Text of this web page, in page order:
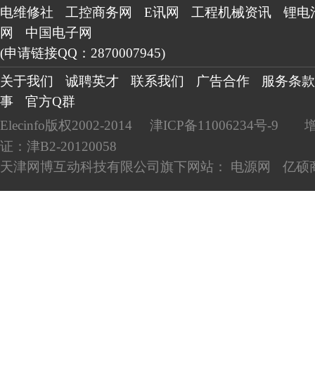
电维修社
工控商务网 E讯网 工程机械资讯
锂电
网
中国电子网
(申请链接QQ：2870007945)
关于我们
诚聘英才 联系我们 广告合作
服务条款
事
官方Q群
Elecinfo版权2002-2014
津ICP备11006234号-9
证：津B2-20120058
天津网博互动科技有限公司旗下网站： 电源网 亿硕